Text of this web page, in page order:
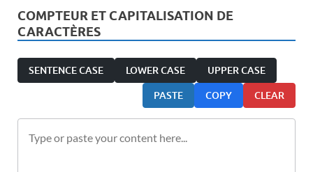
COMPTEUR ET CAPITALISATION DE
CARACTÈRES
SENTENCE CASE LOWER CASE UPPER CASE
PASTE COPY CLEAR